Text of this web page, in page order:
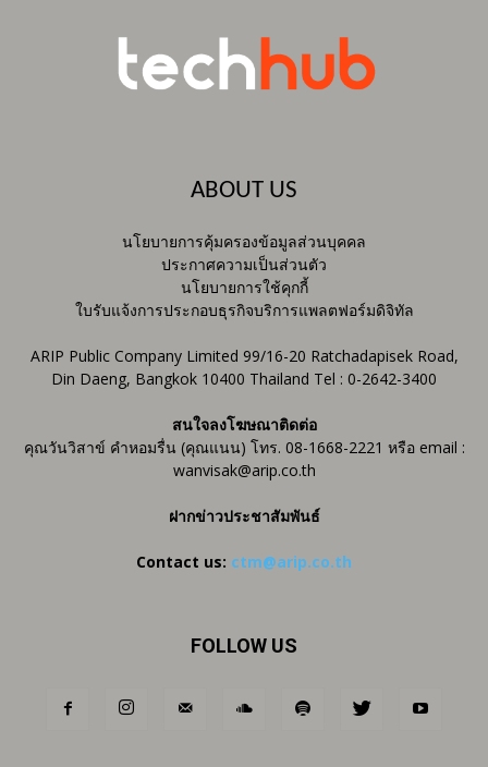
ABOUT US
นโยบายการคุ้มครองข้อมูลส่วนบุคคล
ประกาศความเป็นส่วนตัว
นโยบายการใช้คุกกี้
ใบรับแจ้งการประกอบธุรกิจบริการแพลตฟอร์มดิจิทัล
ARIP Public Company Limited 99/16-20 Ratchadapisek Road,
Din Daeng, Bangkok 10400 Thailand Tel : 0-2642-3400
สนใจลงโฆษณาติดต่อ
คุณวันวิสาข์ คำหอมรื่น (คุณแนน) โทร. 08-1668-2221 หรือ email :
wanvisak@arip.co.th
ฝากข่าวประชาสัมพันธ์
Contact us: ctm@arip.co.th
FOLLOW US